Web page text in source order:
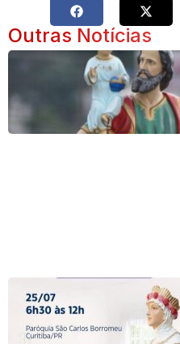
Outras Notícias